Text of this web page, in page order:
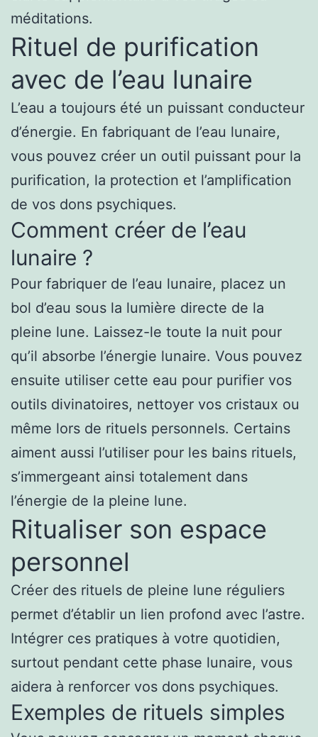
méditations.
Rituel de purification
avec de l’eau lunaire
L’eau a toujours été un puissant conducteur
d’énergie. En fabriquant de l’eau lunaire,
vous pouvez créer un outil puissant pour la
purification, la protection et l’amplification
de vos dons psychiques.
Comment créer de l’eau
lunaire ?
Pour fabriquer de l’eau lunaire, placez un
bol d’eau sous la lumière directe de la
pleine lune. Laissez-le toute la nuit pour
qu’il absorbe l’énergie lunaire. Vous pouvez
ensuite utiliser cette eau pour purifier vos
outils divinatoires, nettoyer vos cristaux ou
même lors de rituels personnels. Certains
aiment aussi l’utiliser pour les bains rituels,
s’immergeant ainsi totalement dans
l’énergie de la pleine lune.
Ritualiser son espace
personnel
Créer des rituels de pleine lune réguliers
permet d’établir un lien profond avec l’astre.
Intégrer ces pratiques à votre quotidien,
surtout pendant cette phase lunaire, vous
aidera à renforcer vos dons psychiques.
Exemples de rituels simples